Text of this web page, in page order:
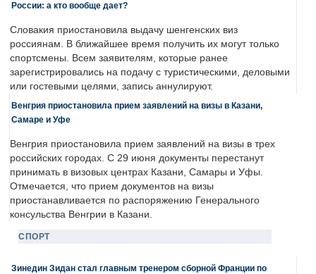
России: а кто вообще дает?
Словакия приостановила выдачу шенгенских виз
россиянам. В ближайшее время получить их могут только
спортсмены. Всем заявителям, которые ранее
зарегистрировались на подачу с туристическими, деловыми
или гостевыми целями, запись аннулируют.
Венгрия приостановила прием заявлений на визы в Казани,
Самаре и Уфе
Венгрия приостановила прием заявлений на визы в трех
российских городах. С 29 июня документы перестанут
принимать в визовых центрах Казани, Самары и Уфы.
Отмечается, что прием документов на визы
приостанавливается по распоряжению Генерального
консульства Венгрии в Казани.
СПОРТ
Зинедин Зидан стал главным тренером сборной Франции по